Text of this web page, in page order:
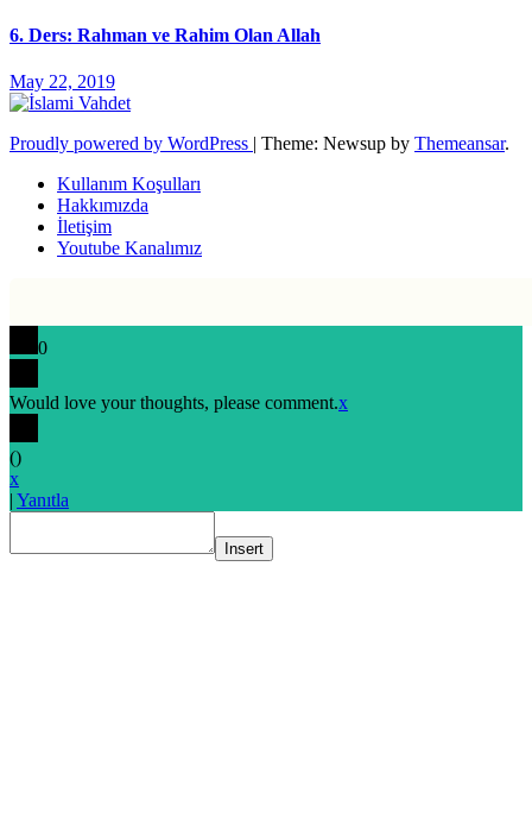
6. Ders: Rahman ve Rahim Olan Allah
May 22, 2019
Proudly powered by WordPress Theme: Newsup by Themeansar.
Kullanım Koşulları
Hakkımızda
İletişim
Youtube Kanalımız
0
Would love your thoughts, please comment.x
()
x
Yanıtla
Insert